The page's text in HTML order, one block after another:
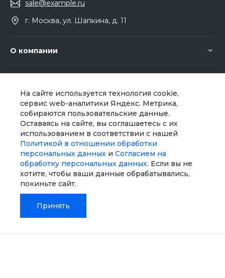
На сайте используется технология cookie,
сервис web-аналитики Яндекс. Метрика,
собираются пользовательские данные.
Оставаясь на сайте, вы соглашаетесь с их
использованием в соответствии с нашей
Политикой в отношении обработки
персональных данных и Согласием на
обработку персональных данных. Если вы не
хотите, чтобы ваши данные обрабатывались,
покиньте сайт.
Принять
sale@example.ru
г. Москва, ул. Шапкина, д. 11
О компании
Доставка
Финансовые услуги
Дизайн интерьера
Всё для домашних животных
Услуги тренера
Помощь